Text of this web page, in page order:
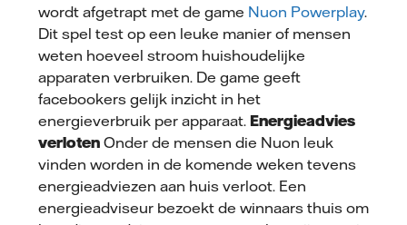
wordt afgetrapt met de game Nuon Powerplay.
Dit spel test op een leuke manier of mensen
weten hoeveel stroom huishoudelijke
apparaten verbruiken. De game geeft
facebookers gelijk inzicht in het
energieverbruik per apparaat. Energieadvies
verloten Onder de mensen die Nuon leuk
vinden worden in de komende weken tevens
energieadviezen aan huis verloot. Een
energieadviseur bezoekt de winnaars thuis om